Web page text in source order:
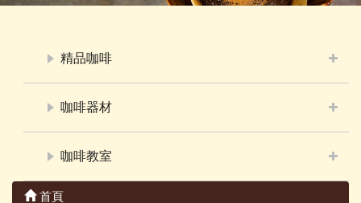
精品咖啡
咖啡器材
咖啡教室
首頁